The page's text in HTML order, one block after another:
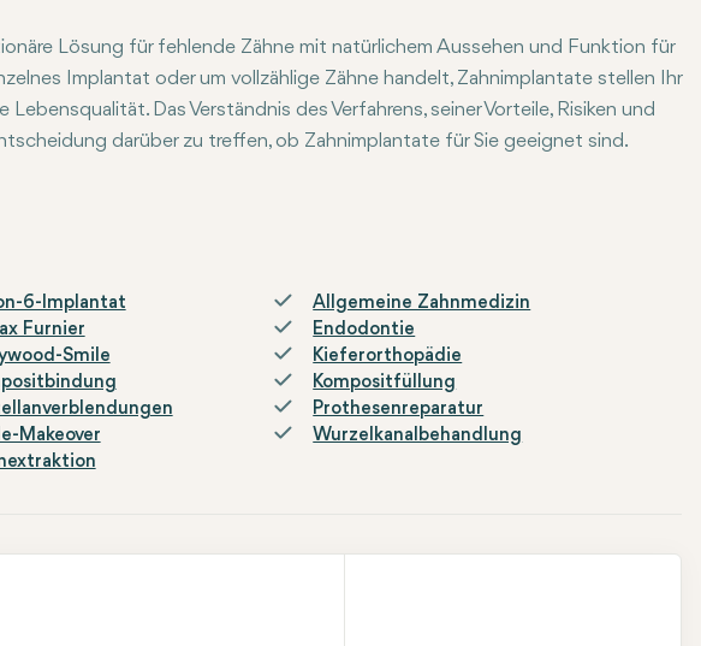
Lösung für fehlende Zähne mit natürlichem Aussehen und Funktion für
Implantat oder um vollzählige Zähne handelt, Zahnimplantate stellen Ihr
Das Verständnis des Verfahrens, seiner Vorteile, Risiken und
darüber zu treffen, ob Zahnimplantate für Sie geeignet sind.
auf, um zu besprechen, welche Behandlungsoption für Sie am
6-Implantat
Allgemeine Zahnmedizin
Furnier
Endodontie
Smile
Kieferorthopädie
Kompositfüllung
Prothesenreparatur
Makeover
Wurzelkanalbehandlung